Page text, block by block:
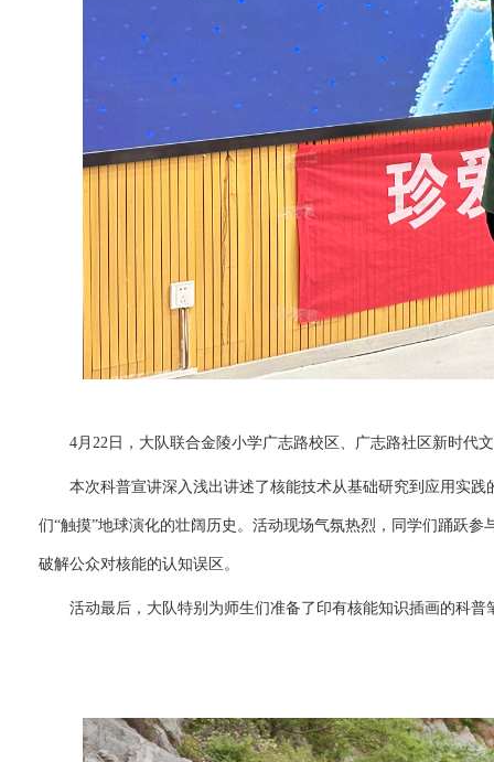
4月22日，大队联合金陵小学广志路校区、广志路社区新时代
本次科普宣讲深入浅出讲述了核能技术从基础研究到应用实
们“触摸”地球演化的壮阔历史。活动现场气氛热烈，同学们踊跃
破解公众对核能的认知误区。
活动最后，大队特别为师生们准备了印有核能知识插画的科